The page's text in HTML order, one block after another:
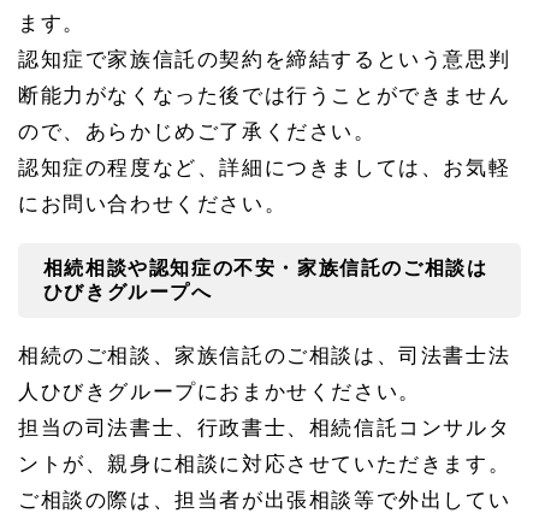
ます。
認知症で家族信託の契約を締結するという意思判
断能力がなくなった後では行うことができません
ので、あらかじめご了承ください。
認知症の程度など、詳細につきましては、お気軽
にお問い合わせください。
相続相談や認知症の不安・家族信託のご相談は
ひびきグループへ
相続のご相談、家族信託のご相談は、司法書士法
人ひびきグループにおまかせください。
担当の司法書士、行政書士、相続信託コンサルタ
ントが、親身に相談に対応させていただきます。
ご相談の際は、担当者が出張相談等で外出してい